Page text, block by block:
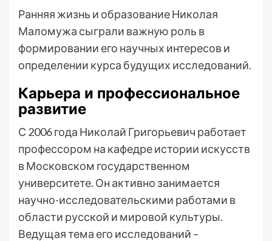
Ранняя жизнь и образование Николая
Маломужа сыграли важную роль в
формировании его научных интересов и
определении курса будущих исследований.
Карьера и профессиональное
развитие
С 2006 года Николай Григорьевич работает
профессором на кафедре истории искусств
в Московском государственном
университете. Он активно занимается
научно-исследовательскими работами в
области русской и мировой культуры.
Ведущая тема его исследований –